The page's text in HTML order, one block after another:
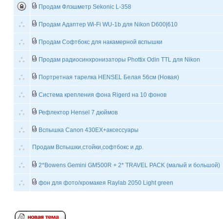
Продам Флэшметр Sekonic L-358
Продам Адаптер Wi-Fi WU-1b для Nikon D600|610
Продам Софтбокс для накамерной вспышки
Продам радиосинхронизаторы Phottix Odin TTL для Nikon
Портретная тарелка HENSEL Белая 56см (Новая)
Система крепления фона Rigerd на 10 фонов
Рефлектор Hensel 7 дюймов
Вспышка Canon 430EX+аксессуары
Продам Вспышки,стойки,софтбокс и др.
2*Bowens Gemini GM500R + 2* TRAVEL PACK (малый и большой)
фон для фото/хромакея Raylab 2050 Light green